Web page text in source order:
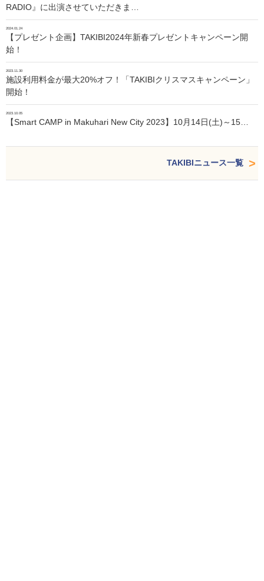
RADIO』に出演させていただきま…
2024.01.24
【プレゼント企画】TAKIBI2024年新春プレゼントキャンペーン開
始！
2023.11.30
施設利用料金が最大20%オフ！「TAKIBIクリスマスキャンペーン」
開始！
2023.10.05
【Smart CAMP in Makuhari New City 2023】10月14日(土)～15…
TAKIBIニュース一覧